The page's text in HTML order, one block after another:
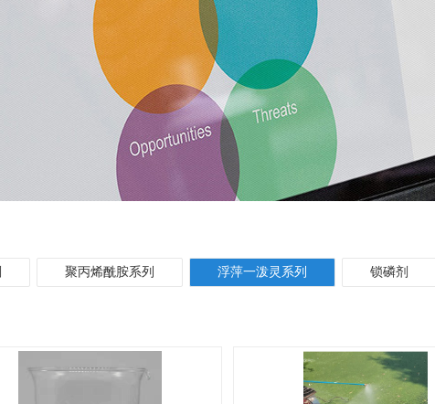
聚丙烯酰胺系列 浮萍一泼灵系列 锁磷剂